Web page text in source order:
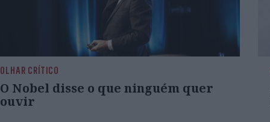
OLHAR CRÍTICO
O Nobel disse o que ninguém quer
ouvir